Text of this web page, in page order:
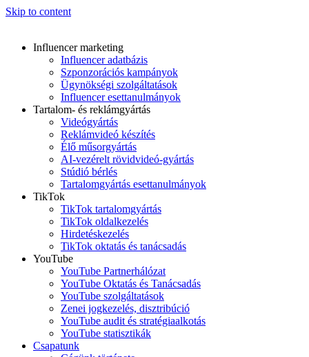
Skip to content
Influencer marketing
Influencer adatbázis
Szponzorációs kampányok
Ügynökségi szolgáltatások
Influencer esettanulmányok
Tartalom- és reklámgyártás
Videógyártás
Reklámvideó készítés
Élő műsorgyártás
AI-vezérelt rövidvideó-gyártás
Stúdió bérlés
Tartalomgyártás esettanulmányok
TikTok
TikTok tartalomgyártás
TikTok oldalkezelés
Hirdetéskezelés
TikTok oktatás és tanácsadás
YouTube
YouTube Partnerhálózat
YouTube Oktatás és Tanácsadás
YouTube szolgáltatások
Zenei jogkezelés, disztribúció
YouTube audit és stratégiaalkotás
YouTube statisztikák
Csapatunk